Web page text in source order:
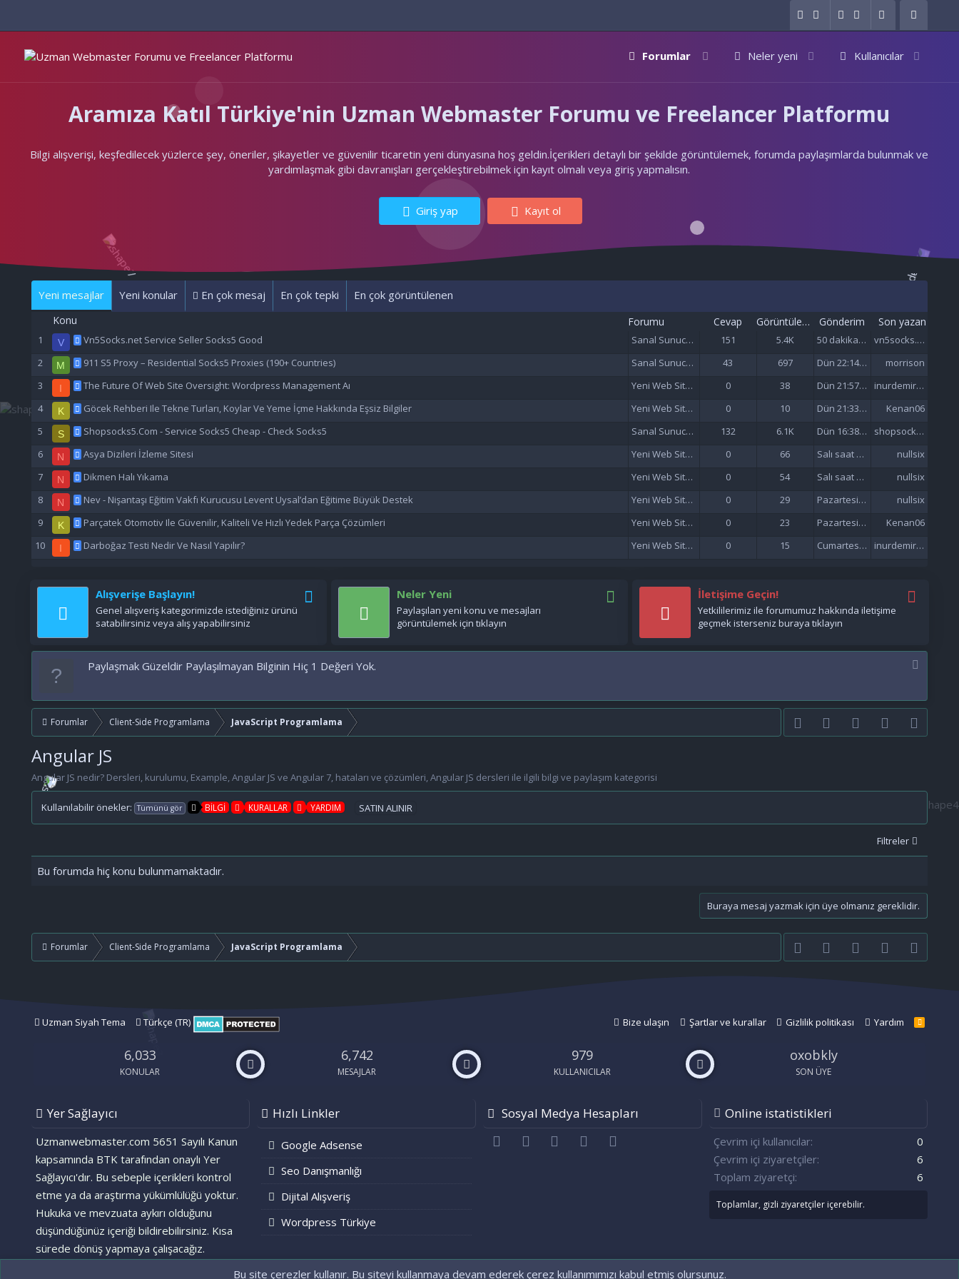
Forumlar Neler yeni Kullanıcılar
Aramıza Katıl Türkiye'nin Uzman Webmaster Forumu ve Freelancer Platformu
Bilgi alışverişi, keşfedilecek yüzlerce şey, öneriler, şikayetler ve güvenilir ticaretin yeni dünyasına hoş geldin.İçerikleri detaylı bir şekilde görüntülemek, forumda paylaşımlarda bulunmak ve
yardımlaşmak gibi davranışları gerçekleştirebilmek için kayıt olmalı veya giriş yapmalısın.
Giriş yap Kayıt ol
Yeni mesajlar Yeni konular En çok mesaj En çok tepki En çok görüntülenen
Konu Forumu Cevap Görüntüleme Gönderim Son yazan
V Vn5Socks.net Service Seller Socks5 Good Sanal Sunucu (VDS/VPS) 151 5.4K 50 dakika önce vn5socks.net
M 911 S5 Proxy – Residential Socks5 Proxies (190+ Countries) Sanal Sunucu (VDS/VPS) 43 697 Dün 22:14 da morrison
I The Future Of Web Site Oversight: Wordpress Management Aı Yeni Web Siteleri - Site Tanıtımı 0 38 Dün 21:57 da inurdemirelseo
K Göcek Rehberi Ile Tekne Turları, Koylar Ve Yeme İçme Hakkında Eşsiz Bilgiler Yeni Web Siteleri - Site Tanıtımı 0 10 Dün 21:33 da Kenan06
S Shopsocks5.Com - Service Socks5 Cheap - Check Socks5 Sanal Sunucu (VDS/VPS) 132 6.1K Dün 16:38 da shopsocks5
N Asya Dizileri İzleme Sitesi Yeni Web Siteleri - Site Tanıtımı 0 66 Salı saat 15:47'de nullsix
N Dikmen Halı Yıkama Yeni Web Siteleri - Site Tanıtımı 0 54 Salı saat 02:13'de nullsix
N Nev - Nişantaşı Eğitim Vakfı Kurucusu Levent Uysal’dan Eğitime Büyük Destek Yeni Web Siteleri - Site Tanıtımı 0 29 Pazartesi saat 22:01'de nullsix
K Parçatek Otomotiv Ile Güvenilir, Kaliteli Ve Hızlı Yedek Parça Çözümleri Yeni Web Siteleri - Site Tanıtımı 0 23 Pazartesi saat 21:37'de Kenan06
I Darboğaz Testi Nedir Ve Nasıl Yapılır? Yeni Web Siteleri - Site Tanıtımı 0 15 Cumartesi saat 17:51'de inurdemirelseo
Alışverişe Başlayın!
Genel alışveriş kategorimizde istediğiniz ürünü
satabilirsiniz veya alış yapabilirsiniz
Neler Yeni
Paylaşılan yeni konu ve mesajları
görüntülemek için tıklayın
İletişime Geçin!
Yetkililerimiz ile forumumuz hakkında iletişime
geçmek isterseniz buraya tıklayın
Paylaşmak Güzeldir Paylaşılmayan Bilginin Hiç 1 Değeri Yok.
Forumlar Client-Side Programlama JavaScript Programlama FacebookTwitter youtubeBize ulaşın
Angular JS
Angular JS nedir? Dersleri, kurulumu, Example, Angular JS ve Angular 7, hataları ve çözümleri, Angular JS dersleri ile ilgili bilgi ve paylaşım kategorisi
Kullanılabilir önekler: Tümünü gör BİLGİ KURALLAR YARDIM SATIN ALINIR
Filtreler
Bu forumda hiç konu bulunmamaktadır.
Buraya mesaj yazmak için üye olmanız gereklidir.
Forumlar Client-Side Programlama JavaScript Programlama FacebookTwitter youtubeBize ulaşın
Uzman Siyah Tema Türkçe (TR) Bize ulaşın Şartlar ve kurallar Gizlilik politikası Yardım
R
6,033
KONULAR
6,742
MESAJLAR
979
KULLANICILAR
oxobkly
SON ÜYE
Yer Sağlayıcı
Uzmanwebmaster.com 5651 Sayılı Kanun
kapsamında BTK tarafından onaylı Yer
Sağlayıcı'dır. Bu sebeple içerikleri kontrol
etme ya da araştırma yükümlülüğü yoktur.
Hukuka ve mevzuata aykırı olduğunu
düşündüğünüz içeriği bildirebilirsiniz. Kısa
sürede dönüş yapmaya çalışacağız.
Hızlı Linkler
Google Adsense
Seo Danışmanlığı
Dijital Alışveriş
Wordpress Türkiye
Sosyal Medya Hesapları
FacebookTwitter youtubeBize ulaşın
Online istatistikleri
Çevrim içi kullanıcılar
0
Çevrim içi ziyaretçiler
6
Toplam ziyaretçi
6
Toplamlar, gizli ziyaretçiler içerebilir.
Bu site çerezler kullanır. Bu siteyi kullanmaya devam ederek çerez kullanımımızı kabul etmiş olursunuz.